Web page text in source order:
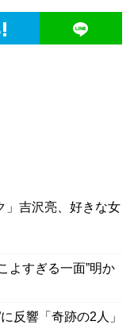
」吉沢亮、好きな女
よすぎる一面”明か
反響「奇跡の2人」